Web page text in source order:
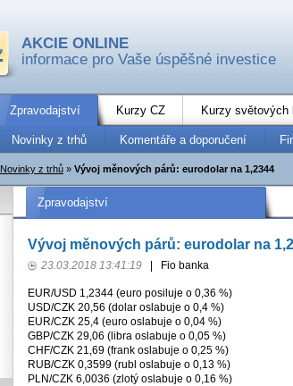
AKCIE ONLINE
informace pro Vaše úspěšné investice
Zpravodajství Kurzy CZ Kurzy světových
Novinky z trhů Komentáře a doporučení
Novinky z trhů » Vývoj měnových párů: eurodolar na 1,2344
Zpravodajství
Vývoj měnových párů: eurodolar na
23.03.2018 13:41:19 Fio banka
EUR/USD 1,2344 (euro posiluje o 0,36 %)
USD/CZK 20,56 (dolar oslabuje o 0,4 %)
EUR/CZK 25,4 (euro oslabuje o 0,04 %)
GBP/CZK 29,06 (libra oslabuje o 0,05 %)
CHF/CZK 21,69 (frank oslabuje o 0,25 %)
RUB/CZK 0,3599 (rubl oslabuje o 0,13 %)
PLN/CZK 6,0036 (zlotý oslabuje o 0,16 %)